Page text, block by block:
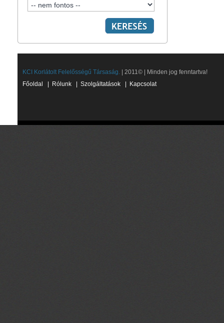
KCI Korlátolt Felelősségű Társaság. | 2011© | Minden jog fenntartva!
Főoldal
Rólunk Szolgáltatások Kapcsolat